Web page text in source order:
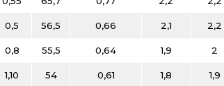
0,5 56,5 0,66 2,1 2,2
0,8 55,5 0,64 1,9 2
1,10 54 0,61 1,8 1,9